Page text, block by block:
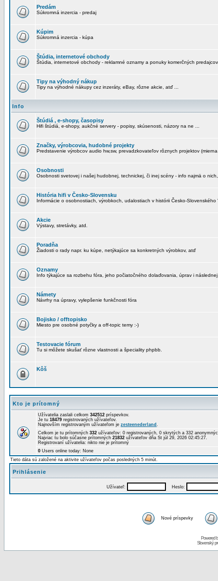
Predám
Súkromná inzercia - predaj
Kúpim
Súkromná inzercia - kúpa
Štúdia, internetové obchody
Štúdia, internetové obchody - reklamné oznamy a ponuky komerčných predajcov
Tipy na výhodný nákup
Tipy na výhodné nákupy cez inzeráty, eBay, rôzne akcie, atď ...
Info
Štúdiá , e-shopy, časopisy
Hifi štúdiá, e-shopy, aukčné servery - popisy, skúsenosti, názory na ne ...
Značky, výrobcovia, hudobné projekty
Predstavenie výrobcov audio hw,sw, prevadzkovateľov rôznych projektov
Osobnosti
Osobnosti svetovej i našej hudobnej, technickej, či inej scény - info najmä o
História hifi v Česko-Slovensku
Informácie o osobnostiach, výrobkoch, udalostiach v histórii Česko-Slovenského
Akcie
Výstavy, stretávky, atd.
Poradňa
Žiadosti o rady napr. ku kúpe, netýkajúce sa konkretných výrobkov, atď
Oznamy
Info týkajúce sa rozbehu fóra, jeho počiatočného dolaďovania, úprav i
Námety
Návrhy na úpravy, vylepšenie funkčnosti fóra
Bojisko / offtopisko
Miesto pre osobné potyčky a off-topic temy :-)
Testovacie fórum
Tu si môžete skušať rôzne vlastnosti a špeciality phpbb.
Kôš
Kto je prítomný
Užívatelia zaslali celkom 342512 príspevkov.
Je tu 18479 registrovaných užívateľov.
Najnovším registrovaným užívateľom je zesteenederland .
Celkom je tu prítomných 332 užívateľov: 0 registrovaných, 0 skrytých a 332
Najviac tu bolo súčasne prítomných 21832 užívateľov dňa St júl 29, 2026 02:45:27.
Registrovaní užívatelia: nikto nie je prítomný
0 Users online today: None
Tieto dáta sú založené na aktivite užívateľov počas posledných 5 minút.
Prihlásenie
Užívateľ: Heslo:
Nové príspevky
Powered
Slovenský